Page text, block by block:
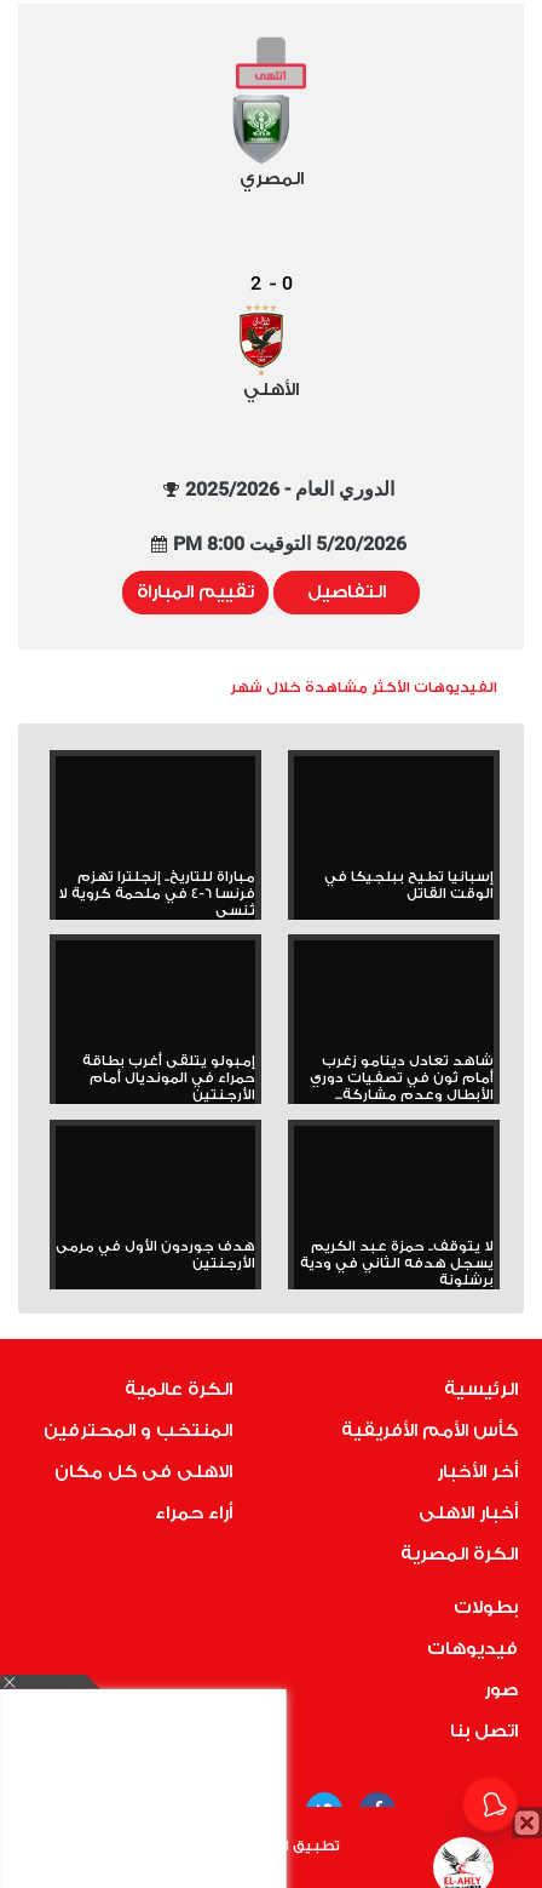
المصري
0
-
2
الأهلي
الدوري العام - 2025/2026
5/20/2026 التوقيت 8:00 PM
التفاصيل تقييم المباراة
الفيديوهات الأكثر مشاهدة خلال شهر
إسبانيا تطيح ببلجيكا في
الوقت القاتل
مباراة للتاريخ.. إنجلترا تهزم
فرنسا 6-4 في ملحمة كروية لا
تُنسى
شاهد تعادل دينامو زغرب
أمام ثون في تصفيات دوري
الأبطال وعدم مشاركة...
إمبولو يتلقى أغرب بطاقة
حمراء في المونديال أمام
الأرجنتين
لا يتوقف.. حمزة عبد الكريم
يسجل هدفه الثاني في ودية
برشلونة
هدف جوردون الأول في مرمى
الأرجنتين
الرئيسية
كأس الأمم الأفريقية
أخر الأخبار
أخبار الاهلى
الكرة المصرية
الكرة عالمية
المنتخب و المحترفين
الاهلى فى كل مكان
أراء حمراء
بطولات
فيديوهات
صور
اتصل بنا
تطبيق الأهلي.كوم متاح الأن